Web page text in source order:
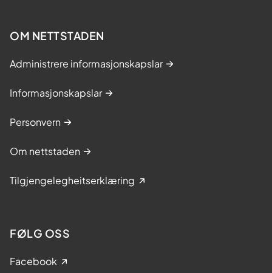
OM NETTSTADEN
Administrere informasjonskapslar
Informasjonskapslar
Personvern
Om nettstaden
Tilgjengelegheitserklæring
FØLG OSS
Facebook